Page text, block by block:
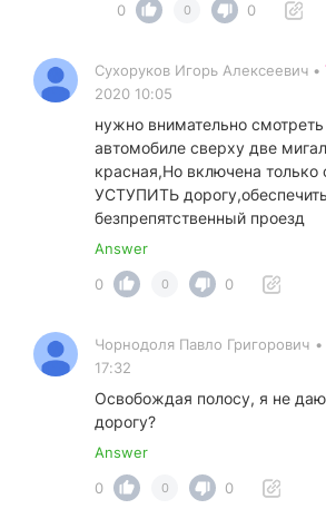
0
0 0
Сухоруков Игорь Алексеевич •
2020 10:05
нужно внимательно
автомобиле сверху две
красная,Но включена только
УСТУПИТЬ дорогу,обеспечить
безпрепятственный проезд
Answer
0
0 0
Чорнодоля Павло Григорович •
17:32
Освобождая полосу, я не
дорогу?
Answer
0
0 0